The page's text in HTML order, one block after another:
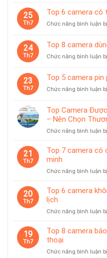
25
Th7
Top 6 camera có
Chức năng bình luận
24
Th7
Top 8 camera
Chức năng bình luận
23
Th7
Top 5 camera
Chức năng bình luận
Top Camera
– Nên Chọn
Chức năng bình luận
21
Th7
Top 7 camera có
minh
Chức năng bình luận
20
Th7
Top 6 camera
lịch
Chức năng bình luận
19
Th7
Top 8 camera
thoại
Chức năng bình luận